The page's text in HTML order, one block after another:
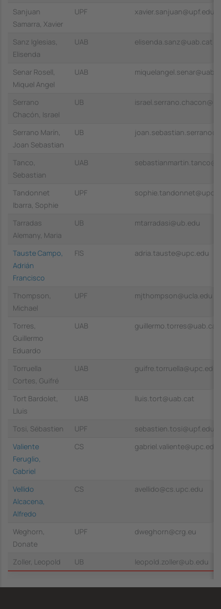
Sanjuan
Samarra, Xavier
UPF xavier.sanjuan@upf.edu
Sanz Iglesias,
Elisenda
UAB elisenda.sanz@uab.cat
Senar Rosell,
Miquel Angel
UAB
Serrano
Chacón, Israel
UB
Serrano Marín,
Joan Sebastian
UB
Tanco,
Sebastian
UAB
Tandonnet
Ibarra, Sophie
UPF
Tarradas
Alemany, Maria
UB mtarradasi@ub.edu
Tauste Campo,
Adrián
Francisco
FIS adria.tauste@upc.edu
Thompson,
Michael
UPF mjthompson@ucla.edu
Torres,
Guillermo
Eduardo
UAB guillermo.torres@uab.cat
Torruella
Cortes, Guifré
UAB guifre.torruella@upc.edu
Tort Bardolet,
Lluis
UAB lluis.tort@uab.cat
Tosi, Sébastien UPF
sebastien.tosi@upf.edu
Valiente
Feruglio,
Gabriel
CS gabriel.valiente@upc.edu
Vellido
Alcacena,
Alfredo
CS avellido@cs.upc.edu
Weghorn,
Donate
UPF dweghorn@crg.eu
Zoller, Leopold UB leopold.zoller@ub.edu